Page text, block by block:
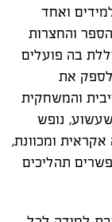
ואחד
והחצרות
בה פועלים
לספק את
והמשחקית
נופש
ומכוונת,
תהליכים